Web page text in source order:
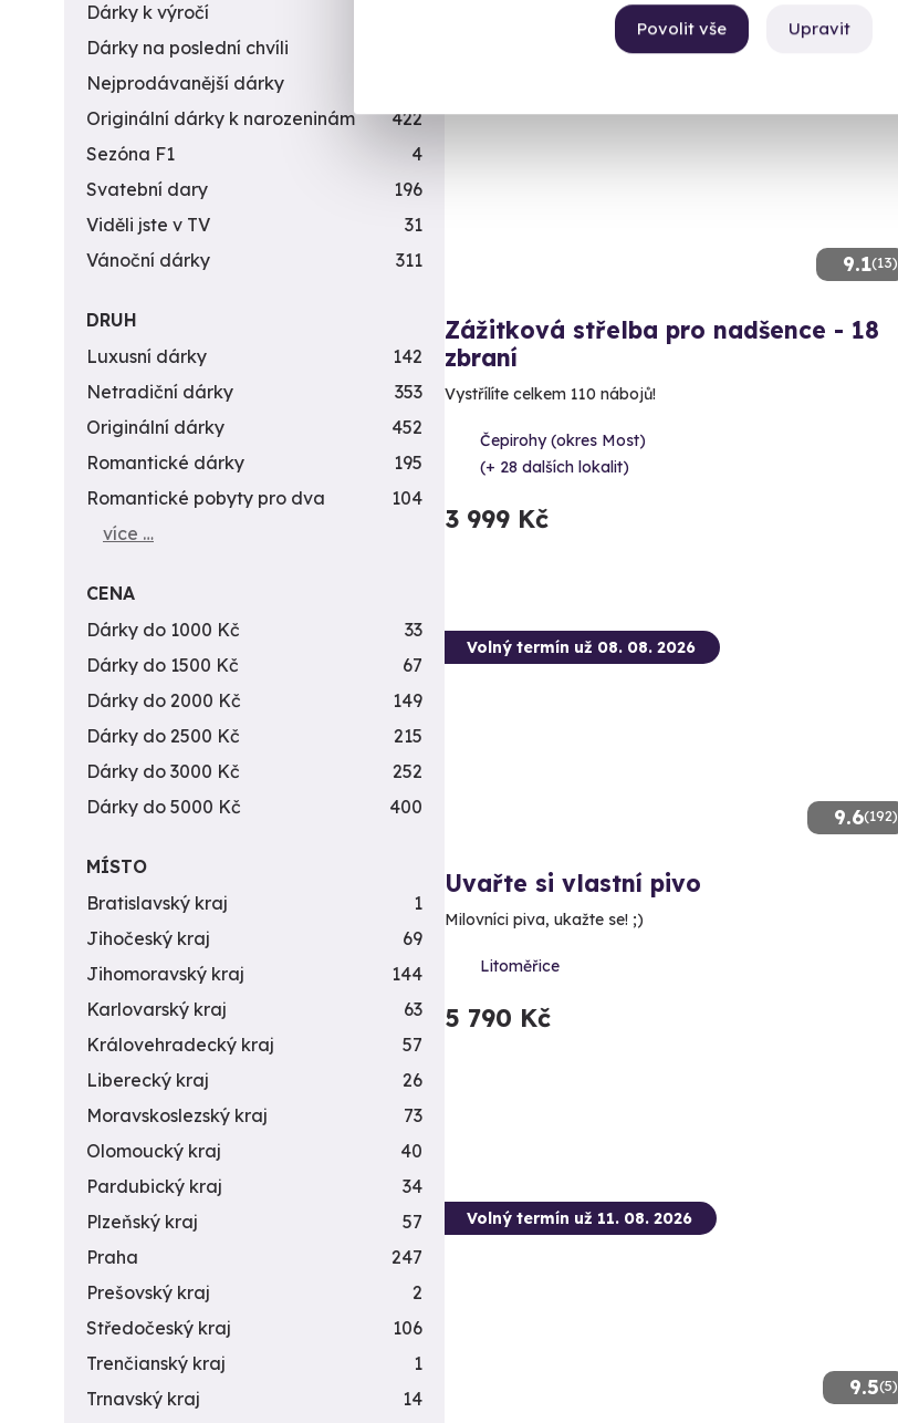
Upravit
Povolit vše
9.1(13)
Zážitková střelba pro nadšence - 18
zbraní
Vystřílíte celkem 110 nábojů!
Čepirohy (okres Most)
(+ 28 dalších lokalit)
3 999 Kč
9.6(192)
Volný termín už 08. 08. 2026
Uvařte si vlastní pivo
Milovníci piva, ukažte se! ;)
Litoměřice
5 790 Kč
9.5(5)
Volný termín už 11. 08. 2026
Dárky k výročí
Dárky na poslední chvíli
Nejprodávanější dárky
Originální dárky k narozeninám
422
Sezóna F1
4
Svatební dary
196
Viděli jste v TV
31
Vánoční dárky
311
DRUH
Luxusní dárky
142
Netradiční dárky
353
Originální dárky
452
Romantické dárky
195
Romantické pobyty pro dva
104
více …
CENA
Dárky do 1000 Kč
33
Dárky do 1500 Kč
67
Dárky do 2000 Kč
149
Dárky do 2500 Kč
215
Dárky do 3000 Kč
252
Dárky do 5000 Kč
400
MÍSTO
Bratislavský kraj
1
Jihočeský kraj
69
Jihomoravský kraj
144
Karlovarský kraj
63
Královehradecký kraj
57
Liberecký kraj
26
Moravskoslezský kraj
73
Olomoucký kraj
40
Pardubický kraj
34
Plzeňský kraj
57
Praha
247
Prešovský kraj
2
Středočeský kraj
106
Trenčianský kraj
1
Trnavský kraj
14